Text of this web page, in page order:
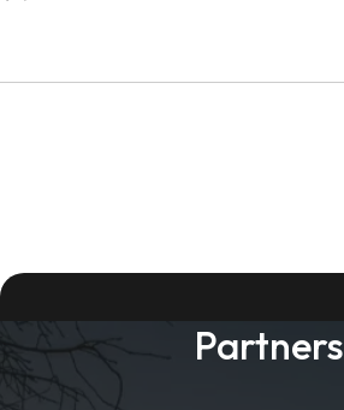
Partners